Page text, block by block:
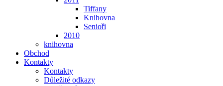
Tiffany
Knihovna
Senioři
2010
knihovna
Obchod
Kontakty
Kontakty
Důležité odkazy